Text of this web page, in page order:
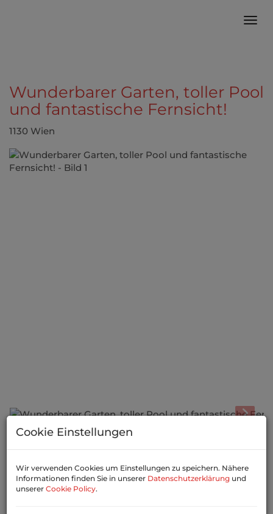
Wunderbarer Garten, toller Pool
und fantastische Fernsicht!
1130 Wien
Beschreibung
In unmittelbarer Umgebung der Katholischen Kirche
St. Hubertus oder auch des Lainzer Tores
Cookie Einstellungen
Wir verwenden Cookies um Einstellungen zu speichern. Nähere
Informationen finden Sie in unserer Datenschutzerklärung und
unserer Cookie Policy.